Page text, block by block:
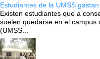
Estudiantes de la UMSS
Existen estudiantes que a
suelen quedarse en el campus
(UMSS...